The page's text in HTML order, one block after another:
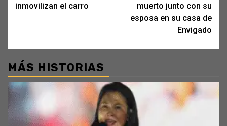
inmovilizan el carro
muerto junto con su
esposa en su casa de
Envigado
MÁS HISTORIAS